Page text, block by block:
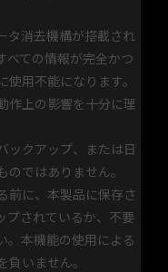
タ消去機構が搭載され
べての情報が完全かつ
用不能になります。
作上の影響を十分に理
ックアップ、または日
ではありません。
前に、本製品に保存さ
プされているか、不要
。本機能の使用による
いません。